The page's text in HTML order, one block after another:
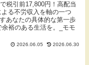
税引前17,800円！高配当
る不労収入を軸の一つ
あなたの具体的な第一歩
裕のある生活を。_モモ
2026.06.05 2026.06.30